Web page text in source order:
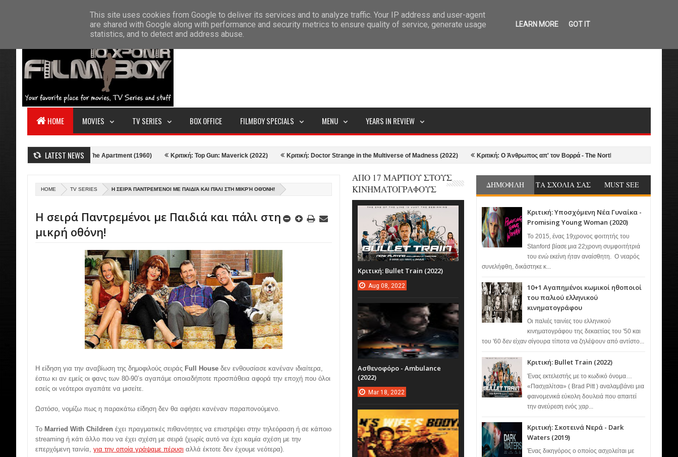
HOME ABOUT US CONTACT SITEMAP
HOME MOVIES TV SERIES BOX OFFICE FILMBOY SPECIALS MENU YEARS IN REVIEW
LATEST NEWS
Η Γκαρσονιέρα - The Apartment (1960) Κριτική: Top Gun: Maverick (2022) Κριτική: Doctor Strange in the Multiverse of Madness (2022) Κριτική: Ο Άνθρωπος απ' τον Βορρά - The Northman (2022)
HOME TV SERIES Η ΣΕΙΡΆ ΠΑΝΤΡΕΜΈΝΟΙ ΜΕ ΠΑΙΔΙΆ ΚΑΙ ΠΆΛΙ ΣΤΗ ΜΙΚΡΉ ΟΘΌΝΗ!
Η σειρά Παντρεμένοι με Παιδιά και πάλι στη
μικρή οθόνη!
Η είδηση για την αναβίωση της δημοφιλούς σειράς Full House δεν ενθουσίασε κανέναν ιδιαίτερα,
έστω κι αν εμείς οι φανς των 80-90’s αγαπάμε οποιαδήποτε προσπάθεια αφορά την εποχή που όλοι
εσείς οι νεότεροι αγαπάτε να μισείτε.
Ωστόσο, νομίζω πως η παρακάτω είδηση δεν θα αφήσει κανέναν παραπονούμενο.
Το Married With Children έχει πραγματικές πιθανότητες να επιστρέψει στην τηλεόραση ή σε κάποιο
streaming ή κάτι άλλο που να έχει σχέση με σειρά (χωρίς αυτό να έχει καμία σχέση με την
επερχόμενη ταινία, για την οποία γράψαμε πέρυσι αλλά έκτοτε δεν έχουμε νεότερα).
ΔΗΜΟΦΙΛΗ ΤΑ ΣΧΟΛΙΑ ΣΑΣ MUST SEE
Κριτική: Υποσχόμενη Νέα Γυναίκα -
Promising Young Woman (2020)
Το 2015, ένας 19χρονος φοιτητής του
Stanford βίασε μια 22χρονη συμφοιτήτριά
του ενώ εκείνη ήταν αναίσθητη. Ο νεαρός
συνελήφθη, δικάστηκε κ...
10+1 Αγαπημένοι κωμικοί ηθοποιοί
του παλιού ελληνικού
κινηματογράφου
Οι παλιές ταινίες του ελληνικού
κινηματογράφου της δεκαετίας του '50 και
του '60 δεν είχαν σίγουρα τίποτα να ζηλέψουν από αντίστο...
Κριτική: Bullet Train (2022)
Ένας εκτελεστής με το κωδικό όνομα…
«Πασχαλίτσα» ( Brad Pitt ) αναλαμβάνει μια
φαινομενικά εύκολη δουλειά που απαιτεί
την ανεύρεση ενός χαρ...
Κριτική: Σκοτεινά Νερά - Dark
Waters (2019)
Ένας δικηγόρος ο οποίος ασχολείται με
ΑΠΟ 17 ΜΑΡΤΙΟΥ ΣΤΟΥΣ
ΚΙΝΗΜΑΤΟΓΡΑΦΟΥΣ
Κριτική: Bullet Train (2022)
Aug 08, 2022
Ασθενοφόρο - Ambulance
(2022)
Mar 18, 2022
This site uses cookies from Google to deliver its services and to analyze traffic. Your IP address and user-agent
are shared with Google along with performance and security metrics to ensure quality of service, generate usage
statistics, and to detect and address abuse.
LEARN MORE GOT IT